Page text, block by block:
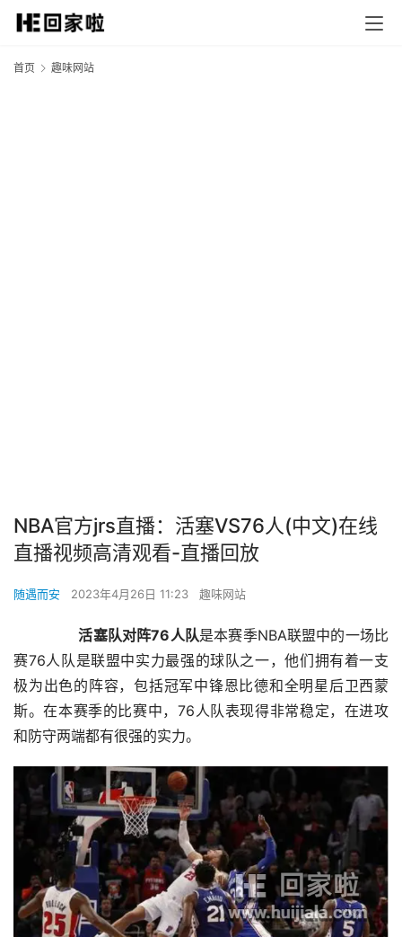
首页 趣味网站
NBA官方jrs直播：活塞VS76人(中文)在线
直播视频高清观看-直播回放
随遇而安 2023年4月26日 11:23 趣味网站
活塞队对阵76人队是本赛季NBA联盟中的一场比
赛76人队是联盟中实力最强的球队之一，他们拥有着一支
极为出色的阵容，包括冠军中锋恩比德和全明星后卫西蒙
斯。在本赛季的比赛中，76人队表现得非常稳定，在进攻
和防守两端都有很强的实力。